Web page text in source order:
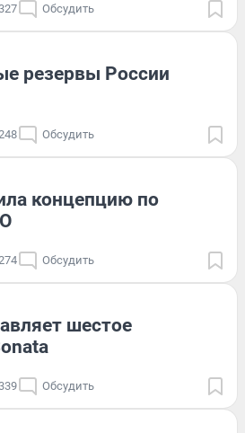
Обсудить
резервы России
Обсудить
концепцию по
Обсудить
шестое
Обсудить